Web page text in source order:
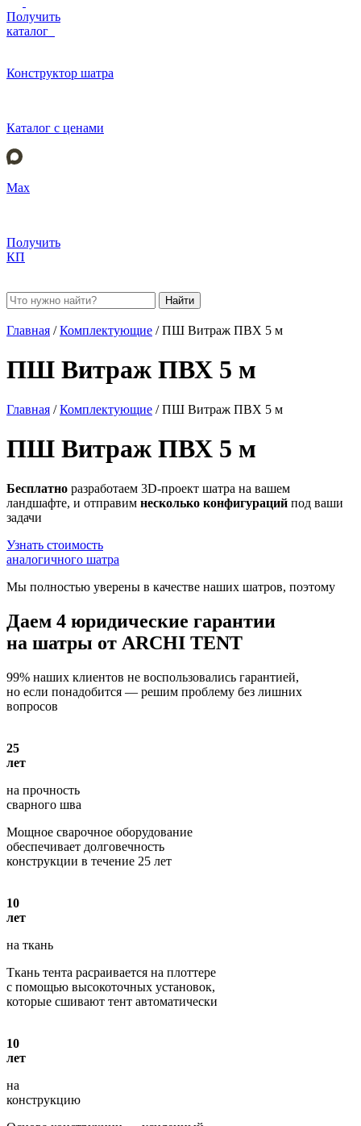
Получить
каталог
Конструктор шатра
Каталог с ценами
Max
Получить
КП
Найти
Главная /Комплектующие /ПШ Витраж ПВХ 5 м
ПШ Витраж ПВХ 5 м
Главная /Комплектующие /ПШ Витраж ПВХ 5 м
ПШ Витраж ПВХ 5 м
Бесплатно разработаем 3D-проект шатра на вашем
ландшафте, и отправим несколько конфигураций под ваши
задачи
Узнать стоимость
аналогичного шатра
Мы полностью уверены в качестве наших шатров, поэтому
Даем 4 юридические гарантии
на шатры от ARCHI TENT
99% наших клиентов не воспользовались гарантией,
но если понадобится — решим проблему без лишних
вопросов
25
лет
на прочность
сварного шва
Мощное сварочное оборудование
обеспечивает долговечность
конструкции в течение 25 лет
10
лет
на ткань
Ткань тента расраивается на плоттере
с помощью высокоточных установок,
которые сшивают тент автоматически
10
лет
на
конструкцию